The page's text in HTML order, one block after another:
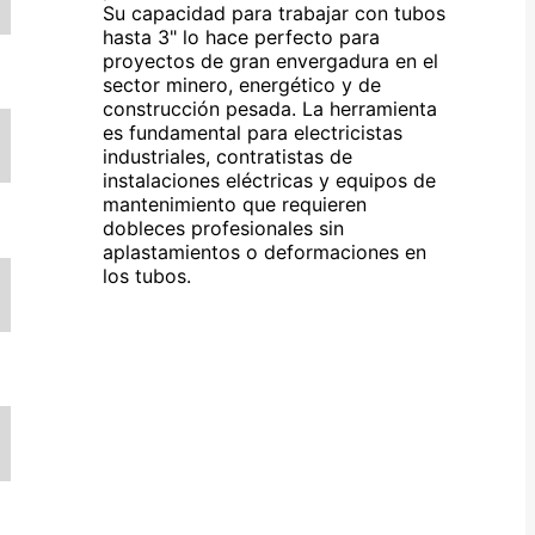
Su capacidad para trabajar con tubos
hasta 3" lo hace perfecto para
proyectos de gran envergadura en el
sector minero, energético y de
construcción pesada. La herramienta
es fundamental para electricistas
industriales, contratistas de
instalaciones eléctricas y equipos de
mantenimiento que requieren
dobleces profesionales sin
aplastamientos o deformaciones en
los tubos.